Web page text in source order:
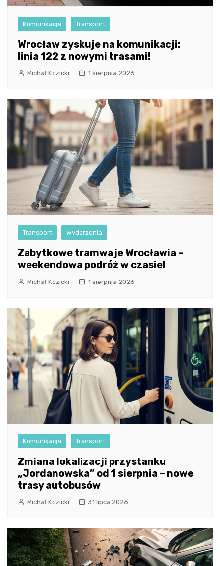
Komunikacja Transport
Wrocław zyskuje na komunikacji:
linia 122 z nowymi trasami!
Michał Kozicki 1 sierpnia 2026
Transport wydarzenia
Zabytkowe tramwaje Wrocławia –
weekendowa podróż w czasie!
Michał Kozicki 1 sierpnia 2026
Komunikacja Transport
Zmiana lokalizacji przystanku
„Jordanowska” od 1 sierpnia – nowe
trasy autobusów
Michał Kozicki 31 lipca 2026